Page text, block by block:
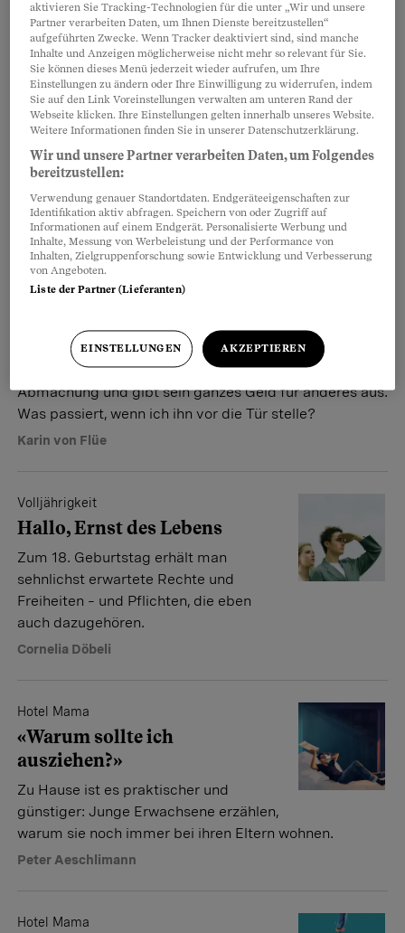
Erwachsen – und was nun?
Der 18. Geburtstag wird von vielen
Teens heiss ersehnt: endlich
selbstbestimmt! Doch mit der grossen
Freiheit kommt auch der Ernst des Lebens: ein paar
Tipps für frischgebackene Erwachsene.
Alexandra Gavriilidis
Kostgeld-Schulden
Den Sohn rauswerfen?
Frage: Mit meinem 21-jährigen Sohn
monatlich 400 Franken für Kost und
Logis abgibt. Er macht ein Praktikum und verdient
1000 Franken. Er hält sich aber nicht an die
Abmachung und gibt sein ganzes Geld für anderes aus.
Was passiert, wenn ich ihn vor die Tür stelle?
Karin von Flüe
Volljährigkeit
Hallo, Ernst des Lebens
Zum 18. Geburtstag erhält man
sehnlichst erwartete Rechte und
Freiheiten – und Pflichten, die eben
auch dazugehören.
Cornelia Döbeli
Hotel Mama
«Warum sollte ich
ausziehen?»
Zu Hause ist es praktischer und
günstiger: Junge Erwachsene erzählen,
warum sie noch immer bei ihren Eltern wohnen.
Peter Aeschlimann
Hotel Mama
aktivieren Sie Tracking-Technologien für die unter „Wir und unsere
Partner verarbeiten Daten, um Ihnen Dienste bereitzustellen“
aufgeführten Zwecke. Wenn Tracker deaktiviert sind, sind manche
Inhalte und Anzeigen möglicherweise nicht mehr so relevant für Sie.
Sie können dieses Menü jederzeit wieder aufrufen, um Ihre
Einstellungen zu ändern oder Ihre Einwilligung zu widerrufen, indem
Sie auf den Link Voreinstellungen verwalten am unteren Rand der
Webseite klicken. Ihre Einstellungen gelten innerhalb unseres Website.
Weitere Informationen finden Sie in unserer Datenschutzerklärung.
Wir und unsere Partner verarbeiten Daten, um Folgendes
bereitzustellen:
Verwendung genauer Standortdaten. Endgeräteeigenschaften zur
Identifikation aktiv abfragen. Speichern von oder Zugriff auf
Informationen auf einem Endgerät. Personalisierte Werbung und
Inhalte, Messung von Werbeleistung und der Performance von
Inhalten, Zielgruppenforschung sowie Entwicklung und Verbesserung
von Angeboten.
Liste der Partner (Lieferanten)
EINSTELLUNGEN AKZEPTIEREN